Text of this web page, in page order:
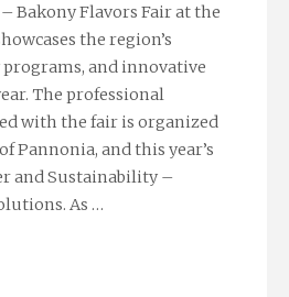
Bakony Flavors Fair at the
the region’s
and innovative
The professional
with the fair is organized
Pannonia, and this year’s
and Sustainability –
As …